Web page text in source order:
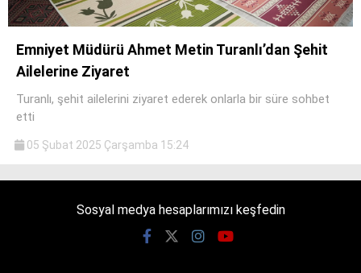
WhatsApp İhbar
Facebook
Emniyet Müdürü Ahmet Metin Turanlı’dan Şehit
Ailelerine Ziyaret
Turanlı, şehit ailelerini ziyaret ederek onlarla bir süre sohbet
etti
05 Şubat 2025 Çarşamba 15:24
Sosyal medya hesaplarımızı keşfedin